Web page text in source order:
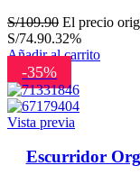
S/109.90 El precio
S/74.90.32%
Añadir al carrito
-35%
Vista previa
Escurridor